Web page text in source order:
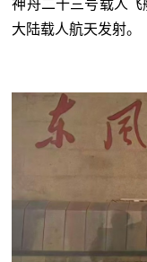
神舟二十三号载人
大陆载人航天发射。